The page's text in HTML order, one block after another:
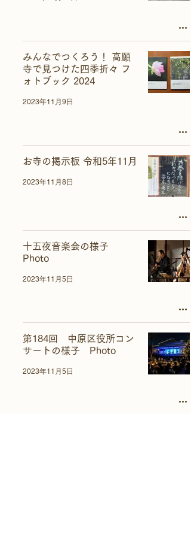
みんなでつくろう！ 高願
寺で見つけた四季折々 フ
ォトブック 2024
2023年11月9日
お寺の掲示板 令和5年11月
2023年11月8日
十五夜音楽会の様子
Photo
2023年11月5日
第184回 中原区役所コン
サートの様子 Photo
2023年11月5日